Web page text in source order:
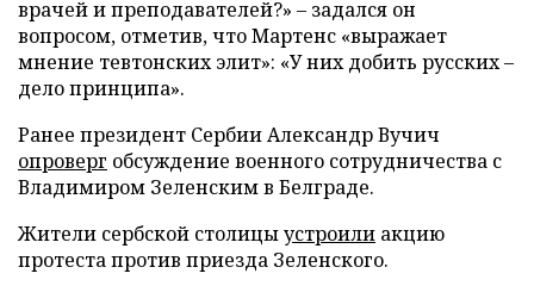
врачей и преподавателей?» – задался он
вопросом, отметив, что Мартенс «выражает
мнение тевтонских элит»: «У них добить русских –
дело принципа».
Ранее президент Сербии Александр Вучич
опроверг обсуждение военного сотрудничества с
Владимиром Зеленским в Белграде.
Жители сербской столицыустроили акцию
протеста против приезда Зеленского.